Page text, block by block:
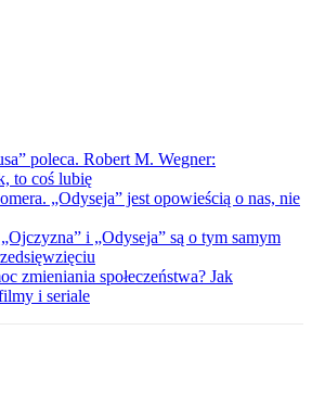
poleca. Robert M. Wegner:
to coś lubię
„Odyseja” jest opowieścią o nas, nie
i „Odyseja” są o tym samym
zmieniania społeczeństwa? Jak
i seriale